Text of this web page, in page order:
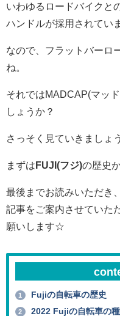
いわゆるロードバイクと
ハンドルが採用されてい
なので、フラットバーロ
ね。
それではMADCAP(マッ
しょうか？
さっそく見ていきましょ
まずはFUJI(フジ)の歴史
最後までお読みいただき
記事をご案内させていた
願いします☆
1 Fujiの自転車の歴史
2 2022 Fujiの自転車の種